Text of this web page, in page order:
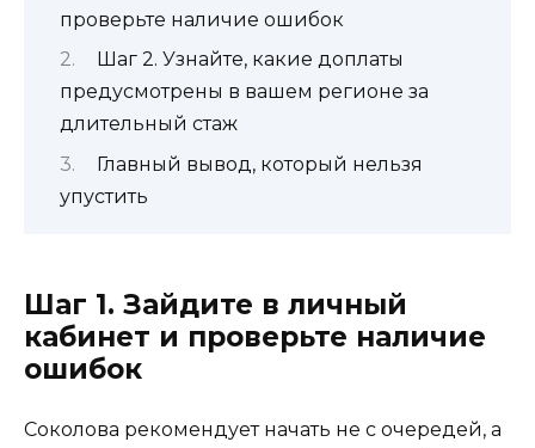
проверьте наличие ошибок
Шаг 2. Узнайте, какие доплаты
предусмотрены в вашем регионе за
длительный стаж
Главный вывод, который нельзя
упустить
Шаг 1. Зайдите в личный
кабинет и проверьте наличие
ошибок
Соколова рекомендует начать не с очередей, а